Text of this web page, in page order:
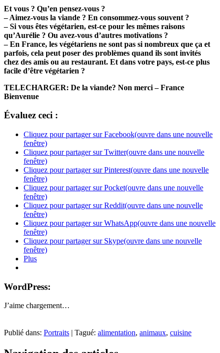
Et vous ? Qu’en pensez-vous ?
– Aimez-vous la viande ? En consommez-vous souvent ?
– Si vous êtes végétarien, est-ce pour les mêmes raisons
qu’Aurélie ? Ou avez-vous d’autres motivations ?
– En France, les végétariens ne sont pas si nombreux que ça et
parfois, cela peut poser des problèmes quand ils sont invités
chez des amis ou au restaurant. Et dans votre pays, est-ce plus
facile d’être végétarien ?
TELECHARGER: De la viande? Non merci – France
Bienvenue
Évaluez ceci :
Cliquez pour partager sur Facebook(ouvre dans une nouvelle
fenêtre)
Cliquez pour partager sur Twitter(ouvre dans une nouvelle
fenêtre)
Cliquez pour partager sur Pinterest(ouvre dans une nouvelle
fenêtre)
Cliquez pour partager sur Pocket(ouvre dans une nouvelle
fenêtre)
Cliquez pour partager sur Reddit(ouvre dans une nouvelle
fenêtre)
Cliquez pour partager sur WhatsApp(ouvre dans une nouvelle
fenêtre)
Cliquez pour partager sur Skype(ouvre dans une nouvelle
fenêtre)
Plus
WordPress:
J’aime chargement…
Publié dans: Portraits Tagué: alimentation, animaux, cuisine